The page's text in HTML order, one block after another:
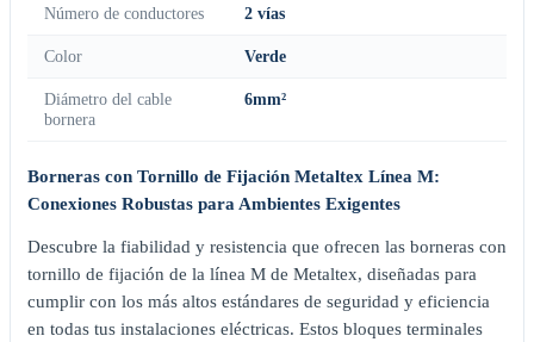
Número de conductores 2 vías
Color Verde
Diámetro del cable
bornera
6mm²
Borneras con Tornillo de Fijación Metaltex Línea M:
Conexiones Robustas para Ambientes Exigentes
Descubre la fiabilidad y resistencia que ofrecen las borneras con
tornillo de fijación de la línea M de Metaltex, diseñadas para
cumplir con los más altos estándares de seguridad y eficiencia
en todas tus instalaciones eléctricas. Estos bloques terminales